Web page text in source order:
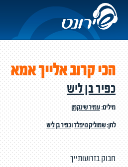
הכי קרוב אלייך אמא
כפיר בן ליש
מילים:עמיר שינקמן
לחן:שמוליק נויפלדוכפיר בן ליש
חבוק בזרועותייך